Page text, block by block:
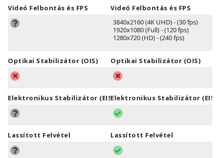
Videó Felbontás és FPS
Optikai Stabilizátor (OIS)
Elektronikus Stabilizátor (EIS)
Lassított Felvétel
Videó Felbontás és FPS
3840x2160 (4K UHD) - (30 fps)
1920x1080 (Full) - (120 fps)
1280x720 (HD) - (240 fps)
Optikai Stabilizátor (OIS)
Elektronikus Stabilizátor (EIS)
Lassított Felvétel